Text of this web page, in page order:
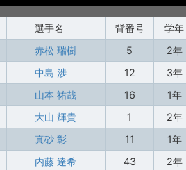
選手名 背番号 学年
赤松 瑞樹 5 2年
中島 渉 12 3年
山本 祐哉 16 1年
大山 輝貴 1 2年
真砂 彰 11 1年
内藤 達希 43 2年